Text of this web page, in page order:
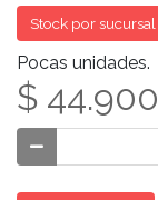
Stock por sucursal
Pocas unidades.
$ 44.900